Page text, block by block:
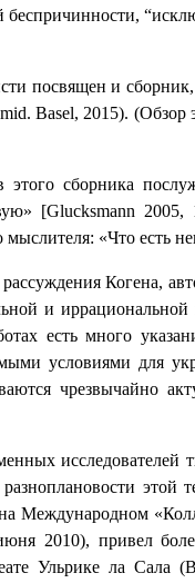
посвящен и
. Basel, 2015). (Обзор
сборника
[Glucksmann2005,
«Что есть
Когена,
и
есть много
условиями для
чрезвычайно
исследователей
этой
на Международном
2010), привел
Ульрике ла Сала (